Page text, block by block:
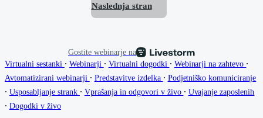
Naslednja stran
Gostite webinarje na
Virtualni sestanki ∙ Webinarji ∙ Virtualni dogodki ∙ Webinarji na zahtevo ∙
Avtomatizirani webinarji ∙ Predstavitve izdelka ∙ Podjetniško komuniciranje
∙ Usposabljanje strank ∙ Vprašanja in odgovori v živo ∙ Uvajanje zaposlenih
∙ Dogodki v živo